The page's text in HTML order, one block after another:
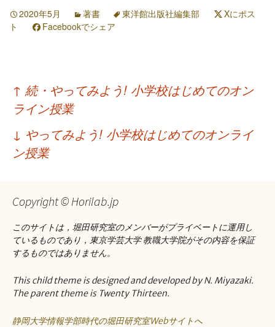
プ
2020年5月 著書 東洋館出版社編集部
Xにポス
ト
Facebookでシェア
投
稿
ナ
ビ
ー
ョ
ン
↑ 続・やってみよう! 小学校はじめてのオン
ライン授業
↓ やってみよう! 小学校はじめてのオンライ
ン授業
Copyright © Horilab.jp
このサイトは，堀田研究室のメンバーがプライベートに運用し
ているものであり，東京学芸大学 教職大学院がその内容を保証
するものではありません。
This child theme is designed and developed by N. Miyazaki.
The parent theme is Twenty Thirteen.
静岡大学情報学部時代の堀田研究室Webサイトへ